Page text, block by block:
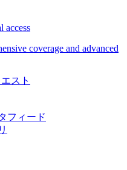
access
coverage and advanced
スト
フィード